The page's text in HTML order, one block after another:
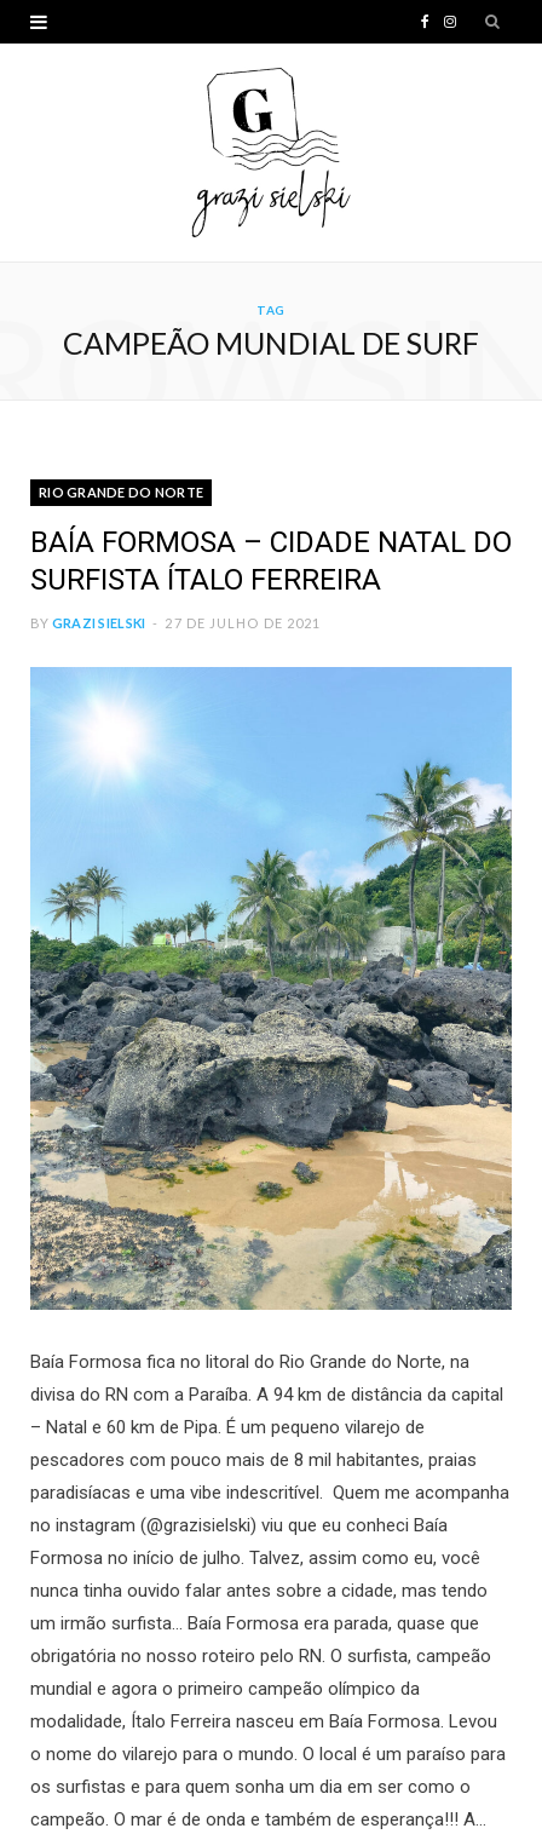
I
TAG
CAMPEÃO MUNDIAL DE SURF
RIO GRANDE DO NORTE
BAÍA FORMOSA – CIDADE NATAL DO
SURFISTA ÍTALO FERREIRA
BY GRAZI SIELSKI 27 DE JULHO DE 2021
Baía Formosa fica no litoral do Rio Grande do Norte, na
divisa do RN com a Paraíba. A 94 km de distância da capital
– Natal e 60 km de Pipa. É um pequeno vilarejo de
pescadores com pouco mais de 8 mil habitantes, praias
paradisíacas e uma vibe indescritível. Quem me acompanha
no instagram (@grazisielski) viu que eu conheci Baía
Formosa no início de julho. Talvez, assim como eu, você
nunca tinha ouvido falar antes sobre a cidade, mas tendo
um irmão surfista… Baía Formosa era parada, quase que
obrigatória no nosso roteiro pelo RN. O surfista, campeão
mundial e agora o primeiro campeão olímpico da
modalidade, Ítalo Ferreira nasceu em Baía Formosa. Levou
o nome do vilarejo para o mundo. O local é um paraíso para
os surfistas e para quem sonha um dia em ser como o
campeão. O mar é de onda e também de esperança!!! A…